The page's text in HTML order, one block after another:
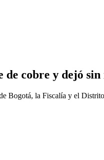
de cobre y dejó
la Fiscalía y el